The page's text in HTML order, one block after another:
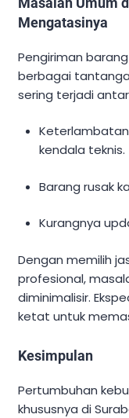
Mengatasinya
Pengiriman
berbagai
sering terjadi
kendala teknis.
Barang rusak
Kurangnya
Dengan memilih
profesional,
diminimalisir.
ketat untuk
Kesimpulan
Pertumbuhan
khususnya di